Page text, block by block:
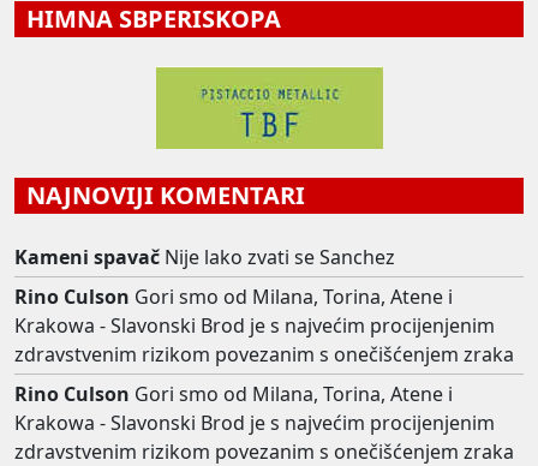
HIMNA SBPERISKOPA
NAJNOVIJI KOMENTARI
Kameni spavač Nije lako zvati se Sanchez
Rino Culson Gori smo od Milana, Torina, Atene i
Krakowa - Slavonski Brod je s najvećim procijenjenim
zdravstvenim rizikom povezanim s onečišćenjem zraka
Rino Culson Gori smo od Milana, Torina, Atene i
Krakowa - Slavonski Brod je s najvećim procijenjenim
zdravstvenim rizikom povezanim s onečišćenjem zraka